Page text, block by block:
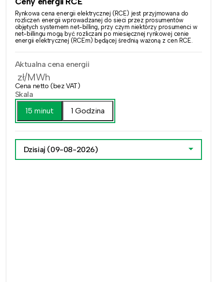
Rynkowa cena energii elektrycznej (RCE) jest przyjmowana do
rozliczeń energii wprowadzanej do sieci przez prosumentów
objętych systemem net-billing, przy czym niektórzy prosumenci w
net-billingu mogą być rozliczani po miesięcznej rynkowej cenie
energii elektrycznej (RCEm) będącej średnią ważoną z cen RCE.
Aktualna cena energii
zł/MWh
Cena netto (bez VAT)
Skala
15 minut
1 Godzina
Dzisiaj (09-08-2026)